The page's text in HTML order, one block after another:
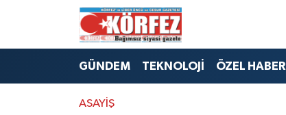
GÜNDEM TEKNOLOJİ ÖZEL HABER
ASAYİŞ
Hava Durumu
Trafik Durumu